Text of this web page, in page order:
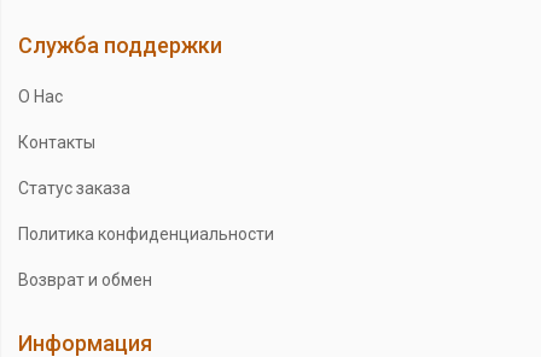
Служба поддержки
О Нас
Контакты
Статус заказа
Политика конфиденциальности
Возврат и обмен
Информация